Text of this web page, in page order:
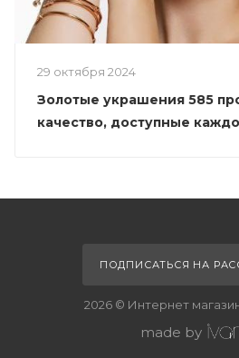
29 октября 2024
Золотые украшения 585
качество, доступные
ПОДПИСАТЬСЯ НА
2026 © Интернет
made by